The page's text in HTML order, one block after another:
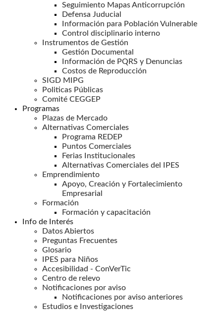
Seguimiento Mapas Anticorrupción
Defensa Juducial
Información para Población Vulnerable
Control disciplinario interno
Instrumentos de Gestión
Gestión Documental
Información de PQRS y Denuncias
Costos de Reproducción
SIGD MIPG
Politicas Públicas
Comité CEGGEP
Programas
Plazas de Mercado
Alternativas Comerciales
Programa REDEP
Puntos Comerciales
Ferias Institucionales
Alternativas Comerciales del IPES
Emprendimiento
Apoyo, Creación y Fortalecimiento
Empresarial
Formación
Formación y capacitación
Info de Interés
Datos Abiertos
Preguntas Frecuentes
Glosario
IPES para Niños
Accesibilidad - ConVerTic
Centro de relevo
Notificaciones por aviso
Notificaciones por aviso anteriores
Estudios e Investigaciones